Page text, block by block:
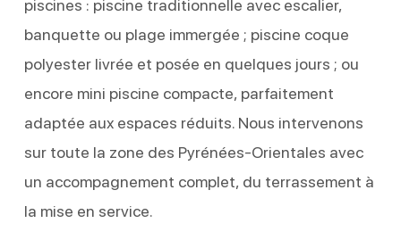
piscines : piscine traditionnelle avec escalier,
banquette ou plage immergée ; piscine coque
polyester livrée et posée en quelques jours ; ou
encore mini piscine compacte, parfaitement
adaptée aux espaces réduits. Nous intervenons
sur toute la zone des Pyrénées-Orientales avec
un accompagnement complet, du terrassement à
la mise en service.